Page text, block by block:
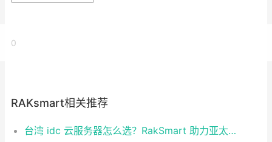
0
RAKsmart相关推荐
台湾 idc 云服务器怎么选？RakSmart 助力亚太业务高效部署